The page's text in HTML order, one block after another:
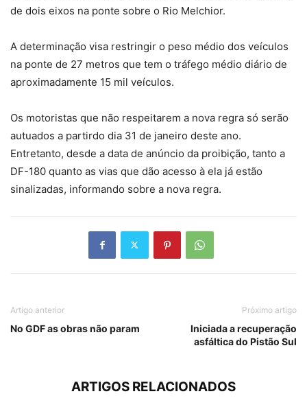
de dois eixos na ponte sobre o Rio Melchior.
A determinação visa restringir o peso médio dos veículos
na ponte de 27 metros que tem o tráfego médio diário de
aproximadamente 15 mil veículos.
Os motoristas que não respeitarem a nova regra só serão
autuados a partirdo dia 31 de janeiro deste ano.
Entretanto, desde a data de anúncio da proibição, tanto a
DF-180 quanto as vias que dão acesso à ela já estão
sinalizadas, informando sobre a nova regra.
Artigo anterior
No GDF as obras não param
Próximo artigo
Iniciada a recuperação
asfáltica do Pistão Sul
ARTIGOS RELACIONADOS